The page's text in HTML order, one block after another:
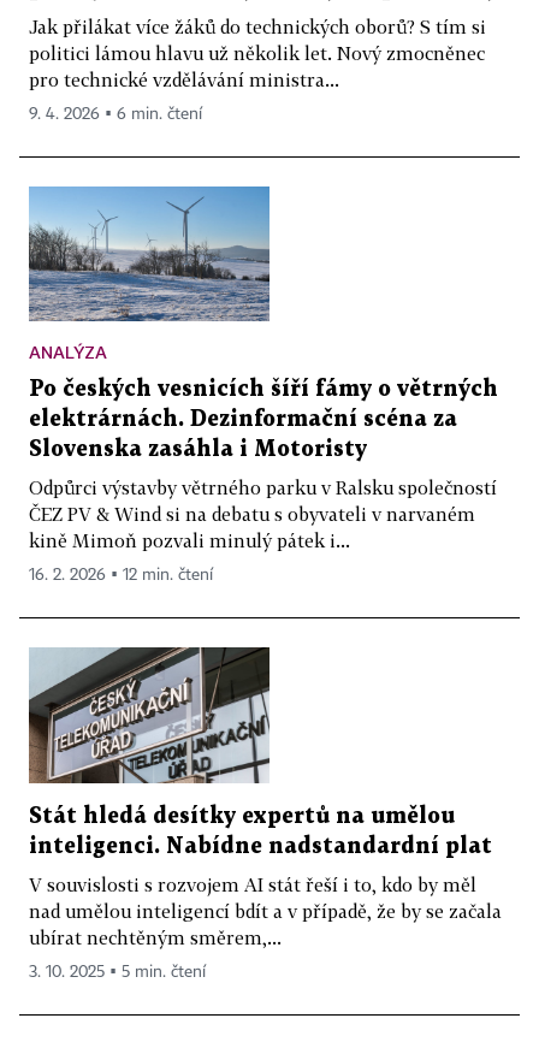
Jak přilákat více žáků do technických oborů? S tím si
politici lámou hlavu už několik let. Nový zmocněnec
pro technické vzdělávání ministra...
9. 4. 2026 ▪ 6 min. čtení
ANALÝZA
Po českých vesnicích šíří fámy o větrných
elektrárnách. Dezinformační scéna za
Slovenska zasáhla i Motoristy
Odpůrci výstavby větrného parku v Ralsku společností
ČEZ PV & Wind si na debatu s obyvateli v narvaném
kině Mimoň pozvali minulý pátek i...
16. 2. 2026 ▪ 12 min. čtení
Stát hledá desítky expertů na umělou
inteligenci. Nabídne nadstandardní plat
V souvislosti s rozvojem AI stát řeší i to, kdo by měl
nad umělou inteligencí bdít a v případě, že by se začala
ubírat nechtěným směrem,...
3. 10. 2025 ▪ 5 min. čtení